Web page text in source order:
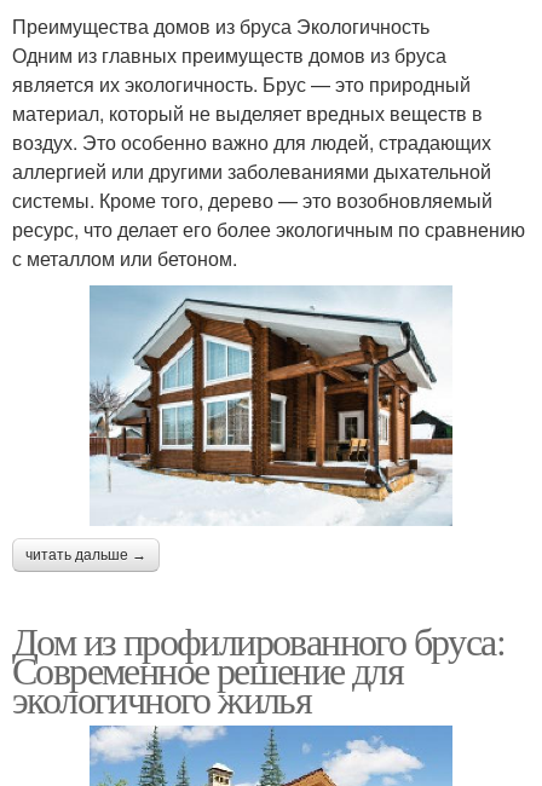
Преимущества домов из бруса Экологичность
Одним из главных преимуществ домов из бруса
является их экологичность. Брус — это природный
материал, который не выделяет вредных веществ в
воздух. Это особенно важно для людей, страдающих
аллергией или другими заболеваниями дыхательной
системы. Кроме того, дерево — это возобновляемый
ресурс, что делает его более экологичным по сравнению
с металлом или бетоном.
читать дальше →
Дом из профилированного бруса:
Современное решение для
экологичного жилья